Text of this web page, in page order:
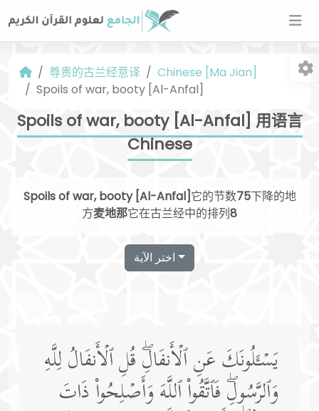
尊贵的古兰经意译
Chinese [Ma Jian]
Spoils of war, booty [Al-Anfal]
Spoils of war, booty [Al-Anfal] 用语言
Chinese
Spoils of war, booty [Al-Anfal]它的节数75下降的地
方麦地那它在古兰经中的排列8
اختر الآية
یَسۡـَٔلُونَكَ عَنِ ٱلۡأَنفَالِۖ قُلِ ٱلۡأَنفَالُ لِلَّهِ
وَٱلرَّسُولِۖ فَٱتَّقُوا۟ ٱللَّهَ وَأَصۡلِحُوا۟ ذَاتَ